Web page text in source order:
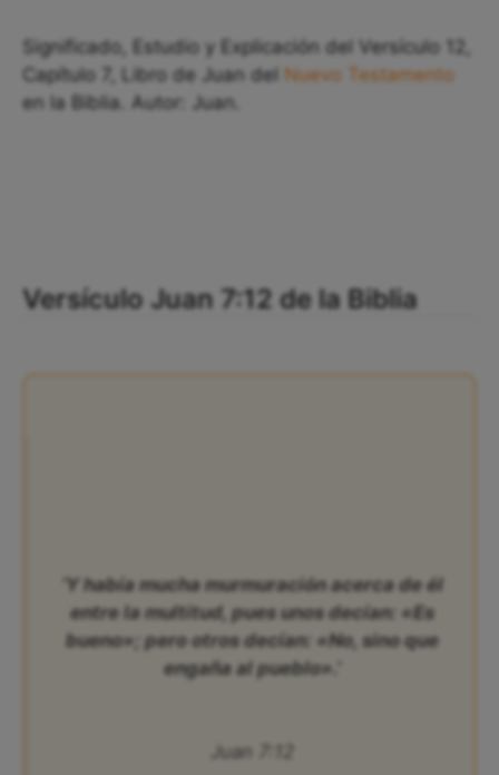
Significado, Estudio y Explicación del Versículo 12,
Capítulo 7, Libro de Juan del Nuevo Testamento
en la Biblia. Autor: Juan.
Versículo Juan 7:12 de la Biblia
‘Y había mucha murmuración acerca de él
entre la multitud, pues unos decían: «Es
bueno»; pero otros decían: «No, sino que
engaña al pueblo».’
Juan 7:12